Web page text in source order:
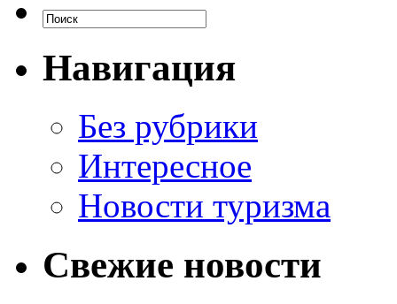
Навигация
Без рубрики
Интересное
Новости туризма
Свежие новости